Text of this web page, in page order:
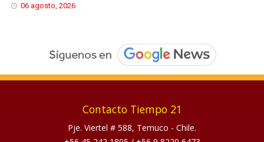
06 agosto, 2026
Contacto Tiempo 21
Pje. Viertel # 588, Temuco - Chile.